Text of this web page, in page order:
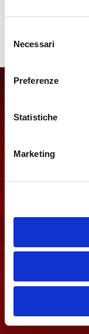
delNecessari
Preferenze
Statistiche
Marketing
Via Castelvetro,
版权所有：
每天开业时间：